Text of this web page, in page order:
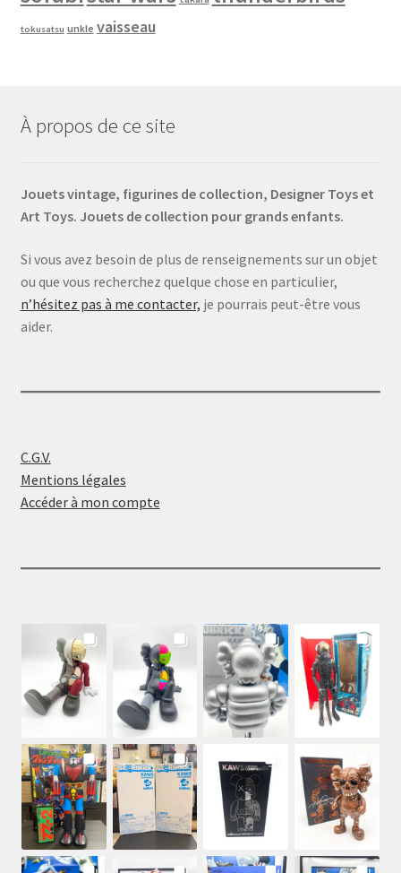
tokusatsu unkle vaisseau
À propos de ce site
Jouets vintage, figurines de collection, Designer Toys et
Art Toys. Jouets de collection pour grands enfants.
Si vous avez besoin de plus de renseignements sur un objet
ou que vous recherchez quelque chose en particulier,
n’hésitez pas à me contacter, je pourrais peut-être vous
aider.
C.G.V.
Mentions légales
Accéder à mon compte